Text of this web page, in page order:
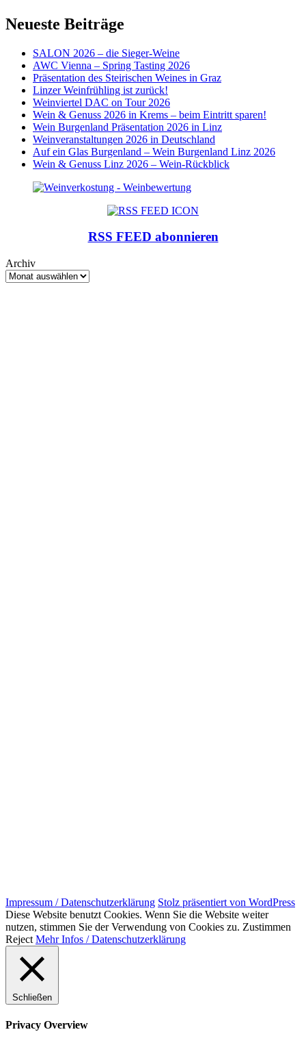
Neueste Beiträge
SALON 2026 – die Sieger-Weine
AWC Vienna – Spring Tasting 2026
Präsentation des Steirischen Weines in Graz
Linzer Weinfrühling ist zurück!
Weinviertel DAC on Tour 2026
Wein & Genuss 2026 in Krems – beim Eintritt sparen!
Wein Burgenland Präsentation 2026 in Linz
Weinveranstaltungen 2026 in Deutschland
Auf ein Glas Burgenland – Wein Burgenland Linz 2026
Wein & Genuss Linz 2026 – Wein-Rückblick
RSS FEED abonnieren
Archiv
Impressum / Datenschutzerklärung Stolz präsentiert von WordPress
Diese Website benutzt Cookies. Wenn Sie die Website weiter
nutzen, stimmen Sie der Verwendung von Cookies zu. Zustimmen
Reject Mehr Infos / Datenschutzerklärung
Schließen
Privacy Overview